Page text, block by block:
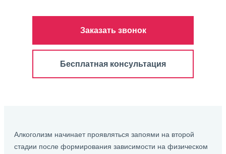
Заказать звонок
Бесплатная консультация
Алкоголизм начинает проявляться запоями на второй
стадии после формирования зависимости на физическом